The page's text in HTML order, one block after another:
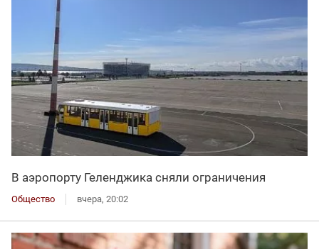
В аэропорту Геленджика сняли ограничения
Общество вчера, 20:02